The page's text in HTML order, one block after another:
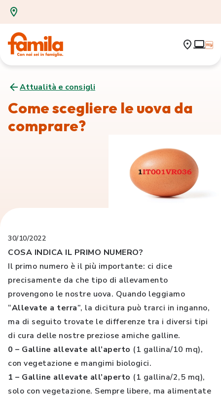
Attualità e consigli
Come scegliere le uova da
comprare?
30/10/2022
COSA INDICA IL PRIMO NUMERO?
Il primo numero è il più importante: ci dice
precisamente da che tipo di allevamento
provengono le nostre uova. Quando leggiamo
“Allevate a terra”, la dicitura può trarci in inganno,
ma di seguito trovate le differenze tra i diversi tipi
di cura delle nostre preziose amiche galline.
0 – Galline allevate all’aperto (1 gallina/10 mq),
con vegetazione e mangimi biologici.
1 – Galline allevate all’aperto (1 gallina/2,5 mq),
solo con vegetazione. Sempre libere, ma alimentate